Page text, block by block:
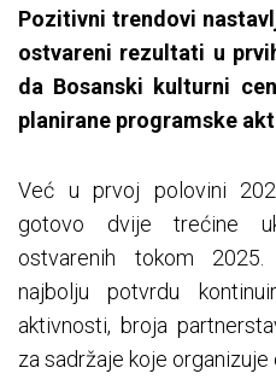
Pozitivni trendovi
ostvareni rezultati u
da Bosanski kulturni
planirane programske
Već u prvoj polovini
gotovo dvije trećine
ostvarenih tokom
najbolju potvrdu
aktivnosti, broja
za sadržaje koje organizuje